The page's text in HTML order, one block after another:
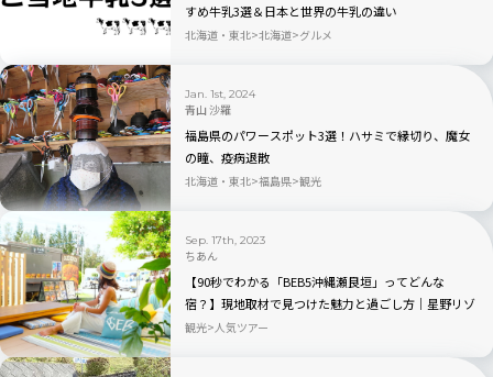
すめ牛乳3選＆日本と世界の牛乳の違い
北海道・東北 北海道 グルメ
Jan. 1st, 2024
青山 沙羅
福島県のパワースポット3選！ハサミで縁切り、魔女
の瞳、疫病退散
北海道・東北 福島県 観光
Sep. 17th, 2023
ちあん
【90秒でわかる「BEB5沖縄瀬良垣」ってどんな
宿？】現地取材で見つけた魅力と過ごし方｜星野リゾ
ート×TABIZINE10周年
観光 人気ツアー